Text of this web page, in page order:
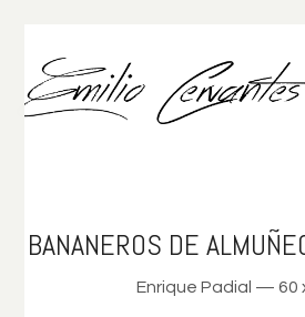
BANANEROS DE
Enrique Padial — 60